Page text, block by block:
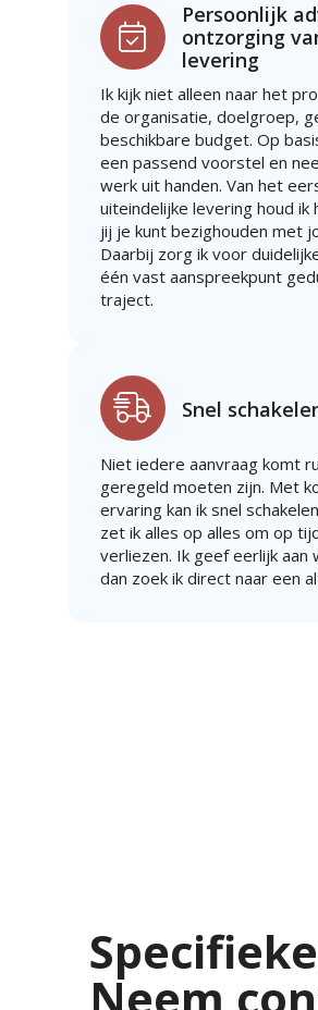
Persoonlijk
ontzorging
levering
Ik kijk niet alleen naar het
de organisatie, doelgroep,
beschikbare budget. Op
een passend voorstel en
werk uit handen. Van het
uiteindelijke levering houd
jij je kunt bezighouden met
Daarbij zorg ik voor
één vast aanspreekpunt
traject.
Snel
Niet iedere aanvraag komt
geregeld moeten zijn. Met
ervaring kan ik snel
zet ik alles op alles om op
verliezen. Ik geef eerlijk aan
dan zoek ik direct naar een
Specifieke